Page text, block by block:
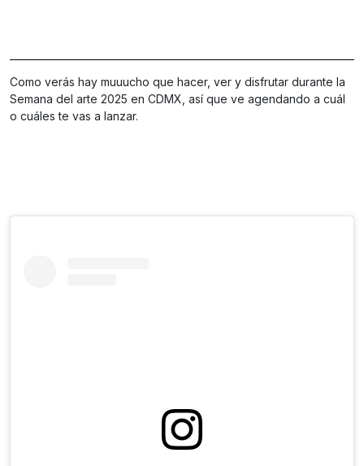
Como verás hay muuucho que hacer, ver y disfrutar durante la
Semana del arte 2025 en CDMX, así que ve agendando a cuál
o cuáles te vas a lanzar.